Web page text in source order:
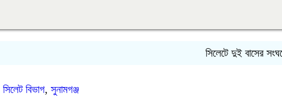
সিলেটে দুই বাসের সংঘর্ষে
সিলেট বিভাগ, সুনামগঞ্জ